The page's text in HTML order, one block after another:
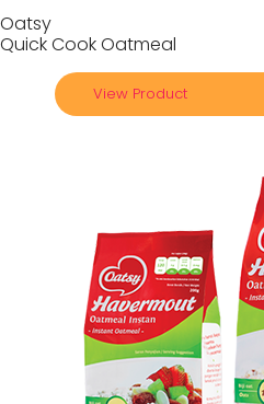
Oatsy
Quick Cook Oatmeal
View Product